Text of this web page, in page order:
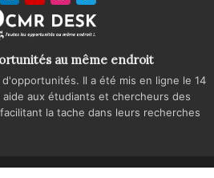
au même endroit
Il a été mis en ligne le 14
aux étudiants et chercheurs des
la tache dans leurs recherches